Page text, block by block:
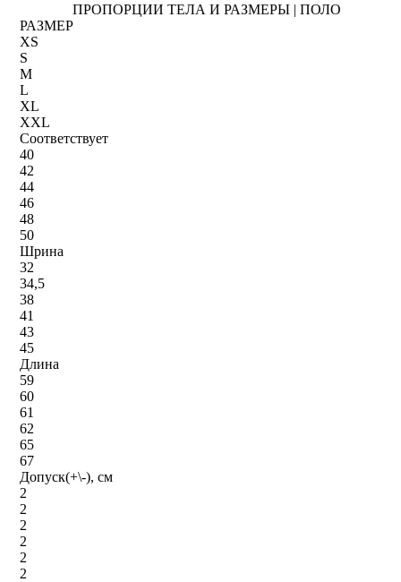
ПРОПОРЦИИ ТЕЛА И РАЗМЕРЫ | ПОЛО
РАЗМЕР
XS
S
M
L
XL
XXL
Соответствует
40
42
44
46
48
50
Шрина
32
34,5
38
41
43
45
Длина
59
60
61
62
65
67
Допуск(+\-), см
2
2
2
2
2
2